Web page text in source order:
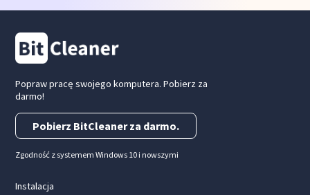
Popraw pracę swojego komputera. Pobierz za
darmo!
Pobierz BitCleaner za darmo.
Zgodność z systemem Windows 10 i nowszymi
Instalacja